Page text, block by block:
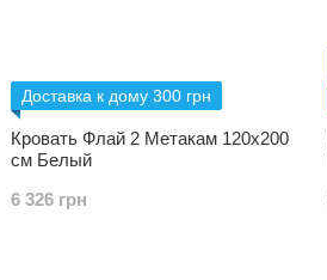
Доставка к дому 300 грн
Кровать Флай 2 Метакам 120х200
см Белый
6 326 грн